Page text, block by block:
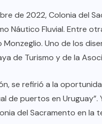
de 2022, Colonia del
Náutico Fluvial. Entre
Monzeglio. Uno de los
de Turismo y de la
se refirió a la
de puertos en
del Sacramento en la